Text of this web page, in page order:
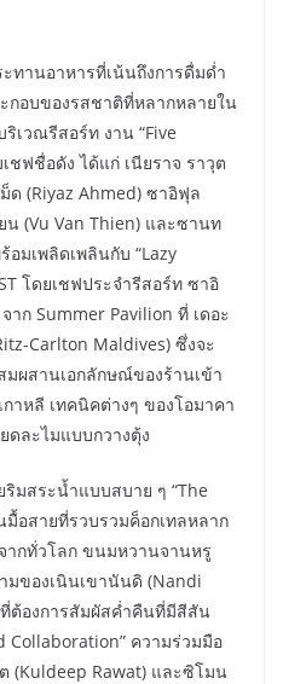
ทานอาหารที่เน้นถึงการดื่มด่ำ
กอบของรสชาติที่หลากหลายใน
เวณรีสอร์ท งาน “Five
ชฟชื่อดัง ได้แก่ เนียราจ ราวุต
ด (Riyaz Ahmed) ซาอิฟุล
น (Vu Van Thien) และซานท
อมเพลิดเพลินกับ “Lazy
โดยเชฟประจำรีสอร์ท ซาอิ
าก Summer Pavilion ที่ เดอะ
Carlton Maldives) ซึ่งจะ
ผสานเอกลักษณ์ของร้านเข้า
าหลี เทคนิคต่างๆ ของโอมาคา
ดละไมแบบกวางตุ้ง
มสระน้ำแบบสบาย ๆ “The
มื้อสายที่รวบรวมค็อกเทลหลาก
ากทั่วโลก ขนมหวานจานหรู
มของเนินเขานันดิ (Nandi
ต้องการสัมผัสค่ำคืนที่มีสีสัน
Collaboration” ความร่วมมือ
(Kuldeep Rawat) และซิโมน